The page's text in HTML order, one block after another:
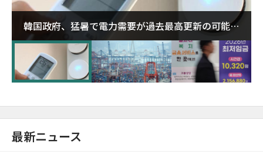
韓国政府、猛暑で電力需要が過去最高更新の可能性
に需給対応体制を点検
最新ニュース